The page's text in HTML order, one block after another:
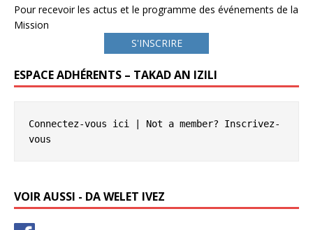
Pour recevoir les actus et le programme des événements de la
Mission
S'INSCRIRE
ESPACE ADHÉRENTS – TAKAD AN IZILI
Connectez-vous ici | Not a member? Inscrivez-
vous
VOIR AUSSI - DA WELET IVEZ